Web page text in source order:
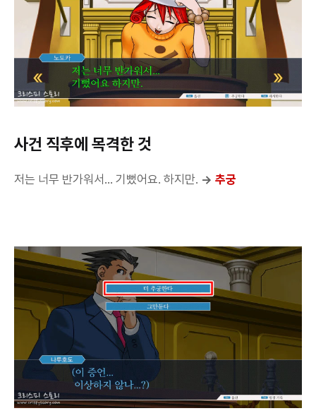
사건 직후에 목격한 것
저는 너무 반가워서... 기뻤어요. 하지만. → 추궁